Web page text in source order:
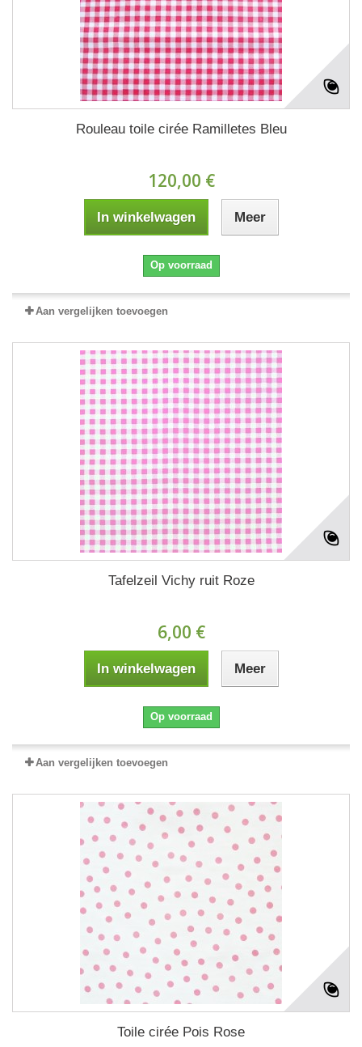
Rouleau toile cirée Ramilletes Bleu
120,00 €
In winkelwagen Meer
Op voorraad
Aan vergelijken toevoegen
Tafelzeil Vichy ruit Roze
6,00 €
In winkelwagen Meer
Op voorraad
Aan vergelijken toevoegen
Toile cirée Pois Rose